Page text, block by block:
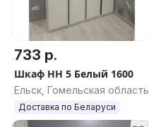
733 р.
Шкаф НН 5 Белый 1600
Ельск, Гомельская область
Доставка по Беларуси